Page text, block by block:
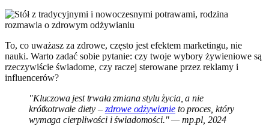
To, co uważasz za zdrowe, często jest efektem marketingu, nie
nauki. Warto zadać sobie pytanie: czy twoje wybory żywieniowe są
rzeczywiście świadome, czy raczej sterowane przez reklamy i
influencerów?
"Kluczowa jest trwała zmiana stylu życia, a nie
krótkotrwałe diety – zdrowe odżywianieto proces, który
wymaga cierpliwości i świadomości." — mp.pl, 2024